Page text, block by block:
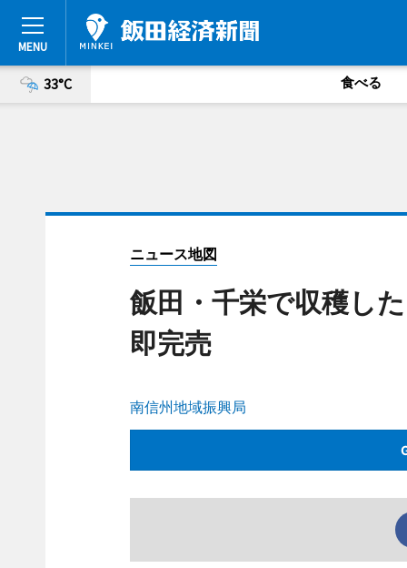
33°C 食べる
ニュース地図
飯田・千栄で収穫し
即完売
南信州地域振興局